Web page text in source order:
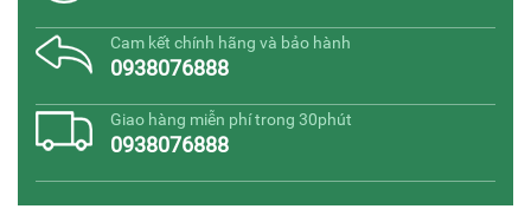
Cam kết chính hãng và bảo hành
0938076888
Giao hàng miễn phí trong 30phút
0938076888